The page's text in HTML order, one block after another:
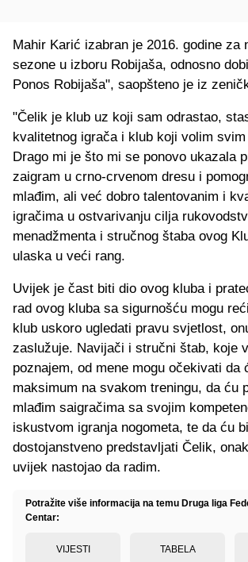
Mahir Karić izabran je 2016. godine za
sezone u izboru Robijaša, odnosno
Ponos Robijaša", saopšteno je iz
"Čelik je klub uz koji sam odrastao,
kvalitetnog igrača i klub koji volim
Drago mi je što mi se ponovo ukazala
zaigram u crno-crvenom dresu i
mlađim, ali već dobro talentovanim i
igračima u ostvarivanju cilja
menadžmenta i stručnog štaba ovog
ulaska u veći rang.
Uvijek je čast biti dio ovog kluba i
rad ovog kluba sa sigurnošću mogu
klub uskoro ugledati pravu svjetlost,
zaslužuje. Navijači i stručni štab, koje
poznajem, od mene mogu očekivati da
maksimum na svakom treningu, da ću
mlađim saigračima sa svojim
iskustvom igranja nogometa, te da ću
dostojanstveno predstavljati Čelik,
uvijek nastojao da radim.
Potražite više informacija na temu Druga liga
Centar:
VIJESTI TABELA